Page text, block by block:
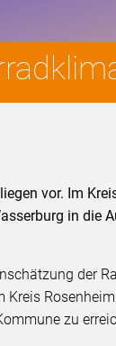
vor. Im
in die
der
zu